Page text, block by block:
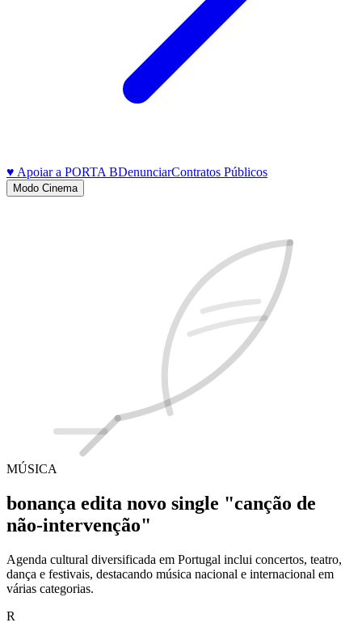
♥ Apoiar a PORTA BDenunciarContratos Públicos
Modo Cinema
MÚSICA
bonança edita novo single "canção de
não-intervenção"
Agenda cultural diversificada em Portugal inclui concertos, teatro,
dança e festivais, destacando música nacional e internacional em
várias categorias.
R